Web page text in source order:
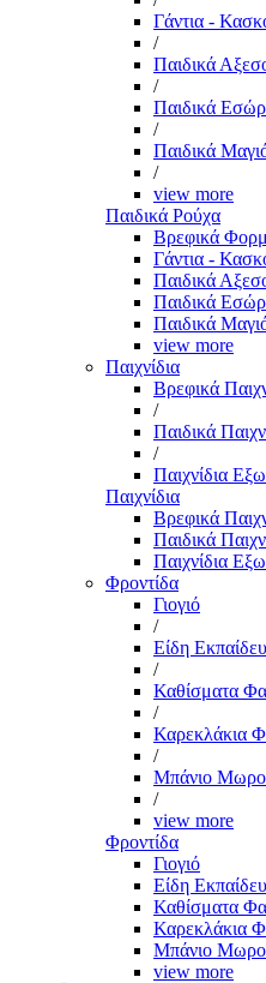
Γάντια -
/
Παιδικά
/
Παιδικά
/
Παιδικά
/
view more
Παιδικά Ρούχα
Βρεφικά
Γάντια -
Παιδικά
Παιδικά
Παιδικά
view more
Παιχνίδια
Βρεφικά
/
Παιδικά
/
Παιχνίδια
Παιχνίδια
Βρεφικά
Παιδικά
Παιχνίδια
Φροντίδα
Γιογιό
/
Είδη
/
Καθίσματα
/
Καρεκλάκια
/
Μπάνιο
/
view more
Φροντίδα
Γιογιό
Είδη
Καθίσματα
Καρεκλάκια
Μπάνιο
view more